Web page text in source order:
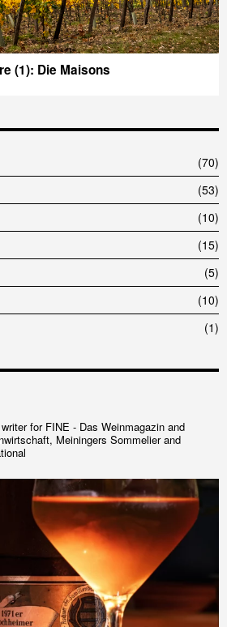
(1): Die Maisons
70
53
10
15
5
10
1
for FINE - Das Weinmagazin and
Meiningers Sommelier and